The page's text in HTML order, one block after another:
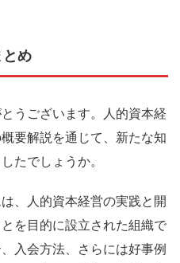
とめ
うございます。人的資本経
要解説を通じて、新たな知
たでしょうか。
、人的資本経営の実践と開
を目的に設立された組織で
入会方法、さらには好事例